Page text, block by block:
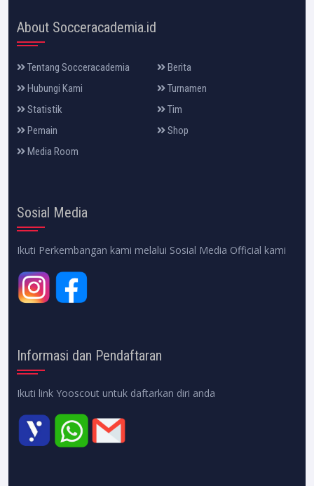
About Socceracademia.id
Tentang Socceracademia
Berita
Hubungi Kami
Turnamen
Statistik
Tim
Pemain
Shop
Media Room
Sosial Media
Ikuti Perkembangan kami melalui Sosial Media Official kami
Informasi dan Pendaftaran
Ikuti link Yooscout untuk daftarkan diri anda